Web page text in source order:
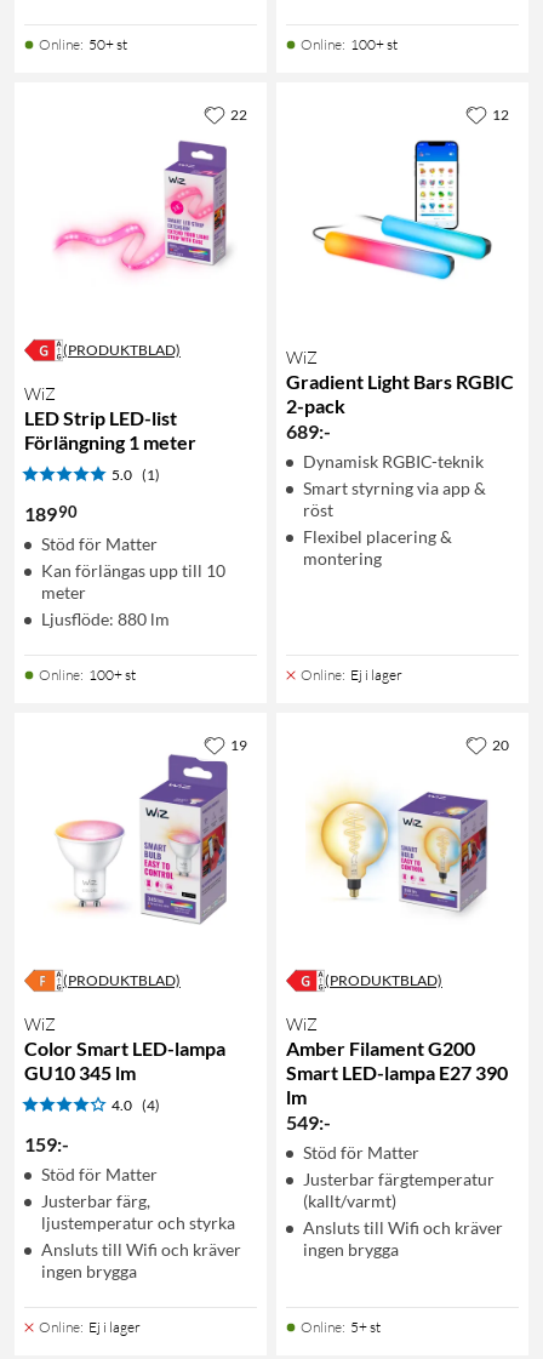
Online: 50+ st Online: 100+ st
(PRODUKTBLAD)
WiZ
LED Strip LED-list
Förlängning 1 meter
5.0 (1)
18990
Stöd för Matter
Kan förlängas upp till 10
meter
Ljusflöde: 880 lm
Online: 100+ st
22
WiZ
Gradient Light Bars RGBIC
2-pack
689:-
Dynamisk RGBIC-teknik
Smart styrning via app &
röst
Flexibel placering &
montering
Online: Ej i lager
12
(PRODUKTBLAD)
WiZ
Color Smart LED-lampa
GU10 345 lm
4.0 (4)
159:-
Stöd för Matter
Justerbar färg,
ljustemperatur och styrka
Ansluts till Wifi och kräver
ingen brygga
Online: Ej i lager
19
(PRODUKTBLAD)
WiZ
Amber Filament G200
Smart LED-lampa E27 390
lm
549:-
Stöd för Matter
Justerbar färgtemperatur
(kallt/varmt)
Ansluts till Wifi och kräver
ingen brygga
Online: 5+ st
20